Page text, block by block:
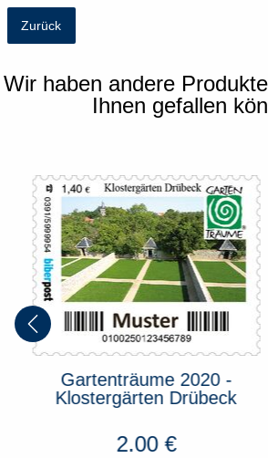
Zurück
Wir haben andere
Ihnen gefallen
Gartenträume 2020 -
Klostergärten Drübeck
2.00 €